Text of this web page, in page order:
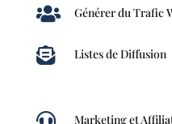
 Générer du Trafic
 Listes de Diffusion
Marketing et